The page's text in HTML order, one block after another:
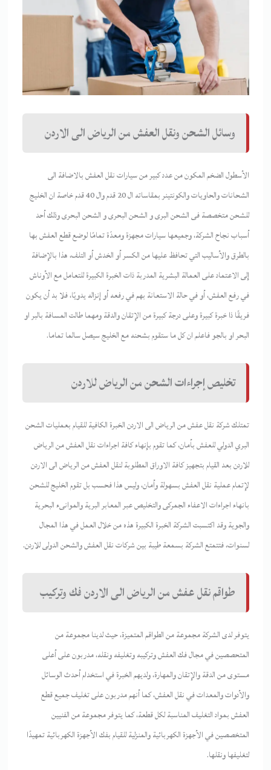
وسائل الشحن ونقل العفش من الرياض الى الاردن
الأسطول الضخم المكون من عدد كبير من سيارات نقل العفش بالاضافة الى
الشحانات والحاويات والكونتينر بمقاساته ال 20 قدم وال 40 قدم خاصة ان الخليج
للشحن متخصصة فى الشحن البرى و الشحن البحرى و الشحن البحرى وذلك أحد
أسباب نجاح الشركة، وجميعها سيارات مجهزة ومعدّة تمامًا لوضع قطع العفش بها
بالطرق والأساليب التي تحافظ عليها من الكسر أو الخدش أو التلف، هذا بالإضافة
إلى الاعتماد على العمالة البشرية المدربة ذات الخبرة الكبيرة للتعامل مع الأوناش
في رفع العفش، أو في حالة الاستعانة بهم في رفعه أو إنزاله يدويًا، فلا بد أن يكون
فريقًا ذا خبرة كبيرة وعلى درجة كبيرة من الإتقان والدقة ومهما طالت المسافة بالبر او
البحر او بالجو فاعلم ان كل ما ستقوم بشحنه مع الخليج سيصل سالما تماما.
تخليص إجراءات الشحن من الرياض للاردن
تمتلك شركة نقل عفش من الرياض الى الاردن الخبرة الكافية للقيام بعمليات الشحن
البري الدولي للعفش بأمان، كما تقوم بإنهاء كافة اجراءات نقل العفش من الرياض
للاردن بعد القيام بتجهيز كافة الاوراق المطلوبة لنقل العفش من الرياض الى الاردن
لإتمام عملية نقل العفش بسهولة وأمان، وليس هذا فحسب بل تقوم الخليج للشحن
بانهاء اجراءات الاعفاء الجمركى والتخليص عبر المعابر البرية والموانىء البحرية
والجوية وقد اكتسبت الشركة الخبرة الكبيرة هذه من خلال العمل في هذا المجال
لسنوات، فتتمتع الشركة بسمعة طيبة بين شركات نقل العفش والشحن الدولى للاردن.
طواقم نقل عفش من الرياض الى الاردن فك وتركيب
يتوفر لدى الشركة مجموعة من الطواقم المتميزة، حيث لدينا مجموعة من
المتحصصين في مجال فك العفش وتركيبه وتغليفه ونقله، مدربون على أعلى
مستوى من الدقة والإتقان والمهارة، ولديهم الخبرة في استخدام أحدث الوسائل
والأدوات والمعدات في نقل العفش، كما أنهم مدربون على تغليف جميع قطع
العفش بمواد التغليف المناسبة لكل قطعة، كما يتوفر مجموعة من الفنيين
المتخصصين في الأجهزة الكهربائية والمنزلية للقيام بفك الأجهزة الكهربائية تمهيدًا
لتغليفها ونقلها.